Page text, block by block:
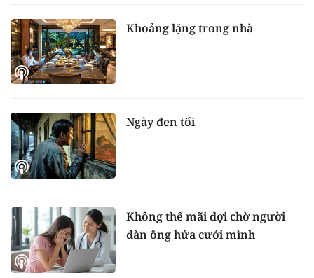
Khoảng lặng trong nhà
Ngày đen tối
Không thể mãi đợi chờ người
đàn ông hứa cưới mình